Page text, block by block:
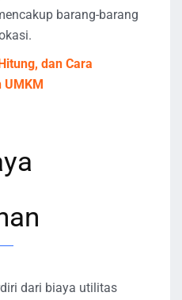
barang-barang
dan Cara
dari biaya utilitas